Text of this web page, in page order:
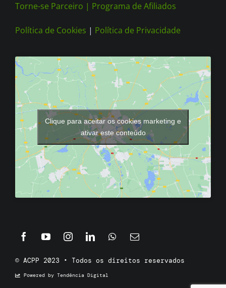
Torne-se Parceiro | Programa de Afiliados
Política de Cookies | Política de Privacidade
Clique para aceitar os cookies marketing e
ativar este conteúdo
© ACPP 2023 • Todos os direitos reservados
Powered by Tendência Digital